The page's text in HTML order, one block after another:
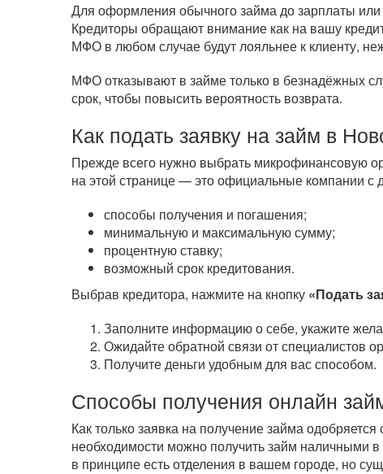
Для оформления обычного займа до зарплаты или
Кредиторы обращают внимание как на вашу
МФО в любом случае будут лояльнее к клиенту,
МФО отказывают в займе только в безнадёжных
срок, чтобы повысить вероятность возврата.
Как подать заявку на займ в
Прежде всего нужно выбрать микрофинансовую
на этой странице — это официальные компании с
способы получения и погашения;
минимальную и максимальную сумму;
процентную ставку;
возможный срок кредитования.
Выбрав кредитора, нажмите на кнопку «Подать
Заполните информацию о себе, укажите
Ожидайте обратной связи от специалистов
Получите деньги удобным для вас способом.
Способы получения онлайн
Как только заявка на получение займа
необходимости можно получить займ наличными
в принципе есть отделения в вашем городе, но